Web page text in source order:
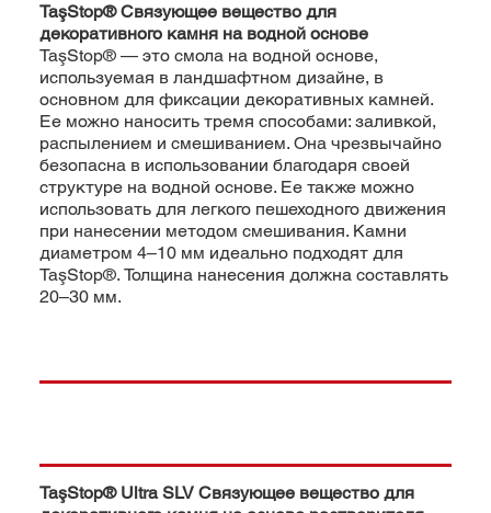
TaşStop® Связующее вещество для
декоративного камня на водной основе
TaşStop® — это смола на водной основе,
используемая в ландшафтном дизайне, в
основном для фиксации декоративных камней.
Ее можно наносить тремя способами: заливкой,
распылением и смешиванием. Она чрезвычайно
безопасна в использовании благодаря своей
структуре на водной основе. Ее также можно
использовать для легкого пешеходного движения
при нанесении методом смешивания. Камни
диаметром 4–10 мм идеально подходят для
TaşStop®. Толщина нанесения должна составлять
20–30 мм.
TaşStop® Ultra SLV Связующее вещество для